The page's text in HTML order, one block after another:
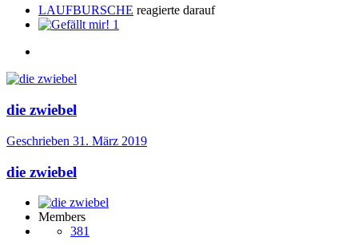
LAUFBURSCHE reagierte darauf
1
die zwiebel
Geschrieben 31. März 2019
die zwiebel
Members
381